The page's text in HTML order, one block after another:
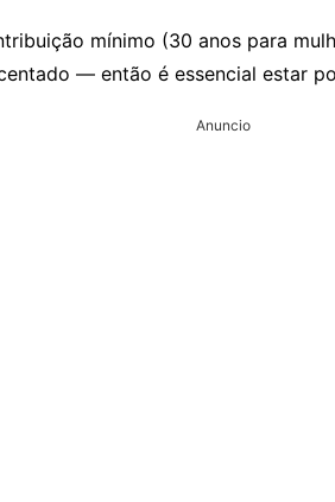
mínimo (30 anos para
— então é essencial estar
Anuncio